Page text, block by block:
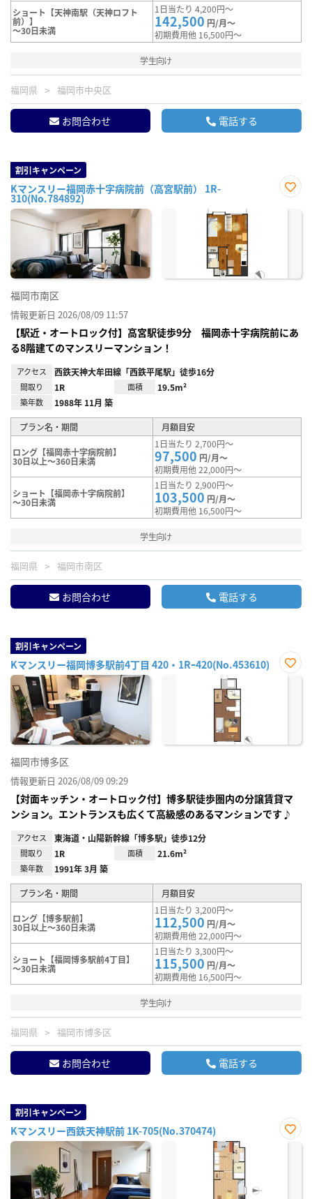
ショート【天神南駅（天神ロフト
前）】
～30日未満
1日当たり 4,200円～
142,500 円/月～
初期費用他 16,500円～
学生向け
福岡県 福岡市中央区
お問合わせ 電話する
割引キャンペーン
Kマンスリー福岡赤十字病院前（高宮駅前） 1R-
310(No.784892)
に入
福岡市南区
情報更新日 2026/08/09 11:57
【駅近・オートロック付】高宮駅徒歩9分 福岡赤十字病院前にあ
る8階建てのマンスリーマンション！
アクセス 西鉄天神大牟田線「西鉄平尾駅」徒歩16分
間取り 1R 面積 19.5m²
築年数 1988年 11月 築
プラン名・期間 月額目安
ロング【福岡赤十字病院前】
30日以上～360日未満
1日当たり 2,700円～
97,500 円/月～
初期費用他 22,000円～
ショート【福岡赤十字病院前】
～30日未満
1日当たり 2,900円～
103,500 円/月～
初期費用他 16,500円～
学生向け
福岡県 福岡市南区
お問合わせ 電話する
割引キャンペーン
Kマンスリー福岡博多駅前4丁目 420・1Rｰ420(No.453610)
お気
福岡市博多区
情報更新日 2026/08/09 09:29
【対面キッチン・オートロック付】博多駅徒歩圏内の分譲賃貸マ
ンション。エントランスも広くて高級感のあるマンションです♪
アクセス 東海道・山陽新幹線「博多駅」徒歩12分
間取り 1R 面積 21.6m²
築年数 1991年 3月 築
プラン名・期間 月額目安
ロング【博多駅前】
30日以上～360日未満
1日当たり 3,200円～
112,500 円/月～
初期費用他 22,000円～
ショート【福岡博多駅前4丁目】
～30日未満
1日当たり 3,300円～
115,500 円/月～
初期費用他 16,500円～
学生向け
福岡県 福岡市博多区
お問合わせ 電話する
割引キャンペーン
Kマンスリー西鉄天神駅前 1K-705(No.370474)
お気